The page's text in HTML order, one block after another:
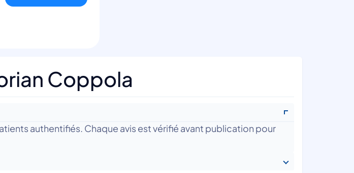
Coppola
authentifiés. Chaque avis est vérifié avant publication pour